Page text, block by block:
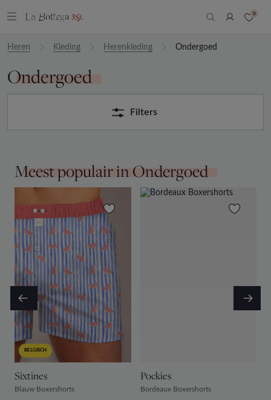
0
Heren Kleding Herenkleding Ondergoed
Ondergoed
Filters
Meest populair in Ondergoed
BELGISCH
Sixtines
Blauw Boxershorts
Pockies
Bordeaux Boxershorts